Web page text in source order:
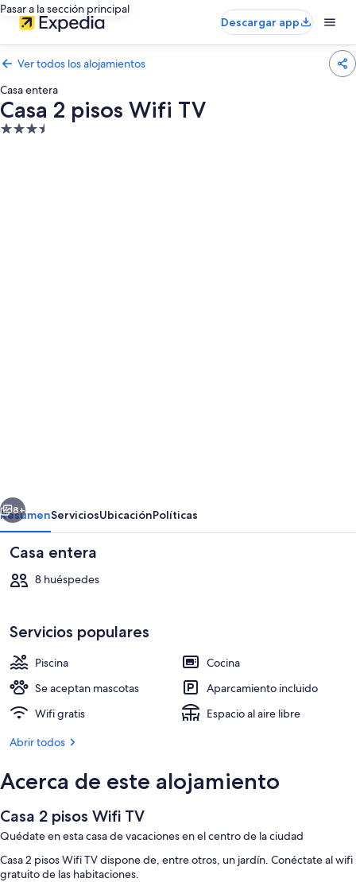
Pasar a la sección principal
Descargar app
Ver todos los alojamientos
Casa entera
Casa 2 pisos Wifi TV
Alojamiento
TV
Una piscina al aire libre
Siguiente
8+
ResumenServiciosUbicaciónPolíticas
Casa entera
8 huéspedes
Servicios populares
Piscina
Cocina
Se aceptan mascotas
Aparcamiento incluido
Wifi gratis
Espacio al aire libre
Abrir todos
Acerca de este alojamiento
Casa 2 pisos Wifi TV
Quédate en esta casa de vacaciones en el centro de la ciudad
Casa 2 pisos Wifi TV dispone de, entre otros, un jardín. Conéctate al wifi
gratuito de las habitaciones.